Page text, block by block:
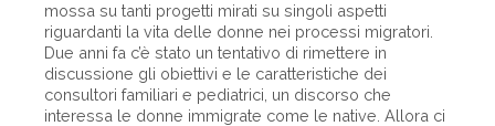
mossa su tanti progetti mirati su singoli aspetti
riguardanti la vita delle donne nei processi migratori.
Due anni fa c’è stato un tentativo di rimettere in
discussione gli obiettivi e le caratteristiche dei
consultori familiari e pediatrici, un discorso che
interessa le donne immigrate come le native. Allora ci